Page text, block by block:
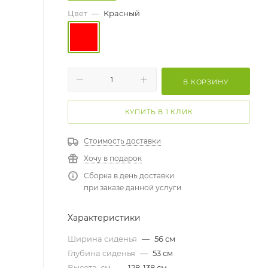
Цвет — Красный
В КОРЗИНУ
КУПИТЬ В 1 КЛИК
Стоимость доставки
Хочу в подарок
Сборка в день доставки
при заказе данной услуги
Характеристики
Ширина сиденья — 56 см
Глубина сиденья — 53 см